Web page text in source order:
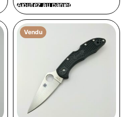
Ajoutez au panier
Vendu